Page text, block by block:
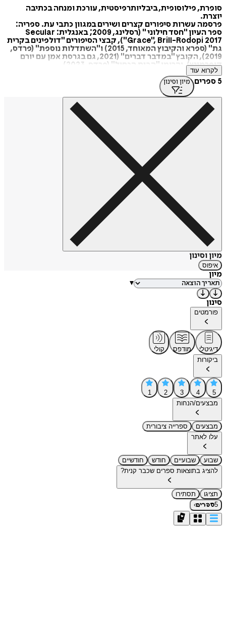
סופרת, פילוסופית, ביבליותרפיסטית, עורכת ומנחה בכתיבה
יוצרת.
פרסמה עשרות סיפורים קצרים ושירים במגוון כתבי עת. ספריה:
ספר העיון "חסד חילוני " (רסלינג, 2009; באנגלית: Secular
Grace", Brill-Rodopi 2017"), קבצי הסיפורים "דולפינים בקרית
גת" (ספרא והקיבוץ המאוחד, 2015) ו"השתדלות נוספת" (פרדס,
2019), הקובץ "במדבר דברים" (2021, גם בגרסת אמן עם יורם
קופרמינץ), והרומן "הבית הכחול" (פרדס, 2023).
על כתיבתה בפרוזה זכתה בפרס איגוד הסופרים, פרס שרת
התרבות לספר ביכורים ומלגת "פרדס" לסופרים מטעם הספרייה
הלאומית.
לקרוא עוד
5 ספרים מיון וסינון
מיון וסינון
איפוס
מיון
▾
סינון
פורמטים
דיגיטלי מודפס
קולי
ביקורות
5
4
3
2
1
מבצעים/הנחות
מבצעים
ספרייה ציבורית
עלו לאתר
שבוע שבועיים חודש
חודשיים
להציג בתוצאות ספרים שכבר קנית?
תציגו
תסתירו
5ספרים›